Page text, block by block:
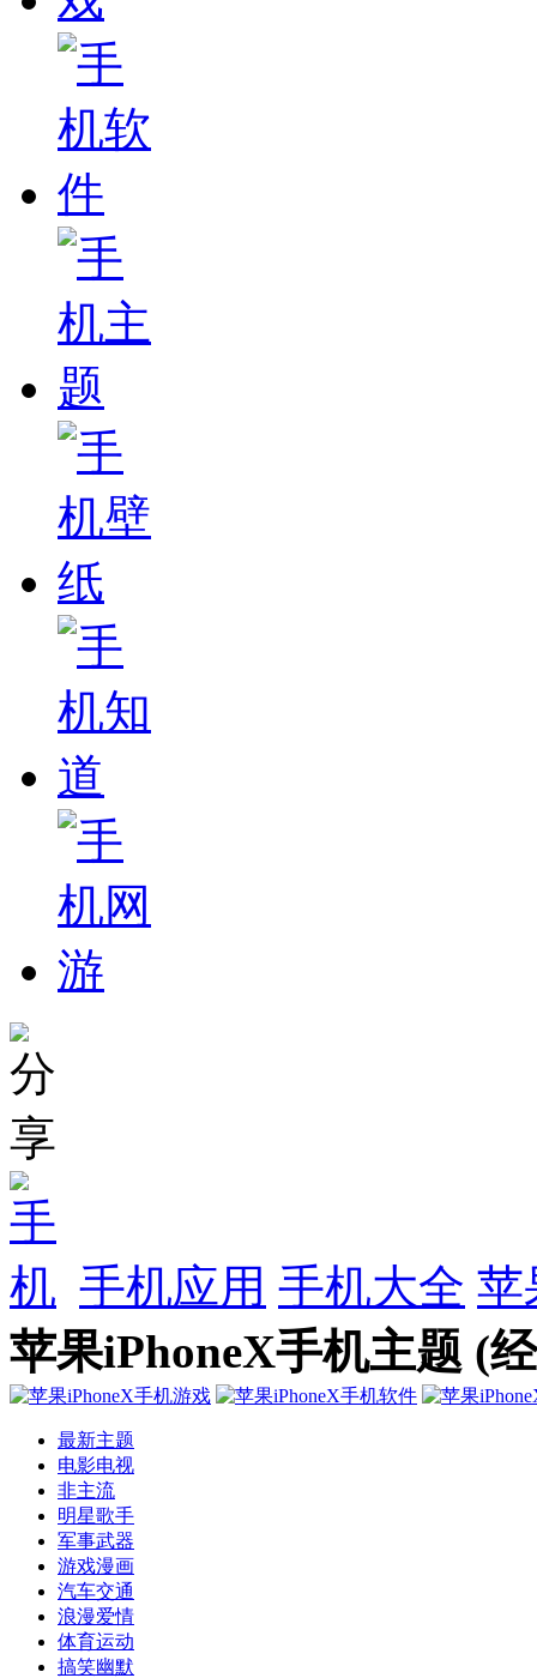
手机应用 手机大全 苹
苹果iPhoneX手机主题 (
最新主题
电影电视
非主流
明星歌手
军事武器
游戏漫画
汽车交通
浪漫爱情
体育运动
搞笑幽默